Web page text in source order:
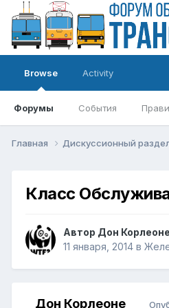
Browse
Форумы События
Activity
Главная Дискуссионный
Класс
Автор Дон Корлеоне
11 января, 2014 в
Дон Корлеоне